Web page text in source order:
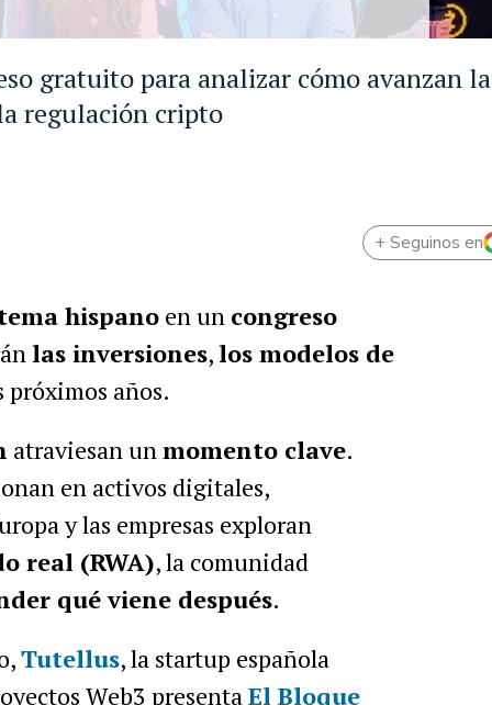
gratuito para analizar cómo avanzan la
regulación cripto
+ Seguinos en
hispanoen un congreso
las inversiones,los modelos de
años.
atraviesan unmomento clave.
en activos digitales,
y las empresas exploran
real (RWA), la comunidad
qué viene después.
Tutellus, la startup española
Web3 presentaEl Bloque